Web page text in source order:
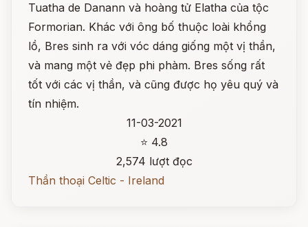
Tuatha de Danann và hoàng tử Elatha của tộc
Formorian. Khác với ông bố thuộc loài khổng
lồ, Bres sinh ra với vóc dáng giống một vị thần,
và mang một vẻ đẹp phi phàm. Bres sống rất
tốt với các vị thần, và cũng được họ yêu quý và
tín nhiệm.
11-03-2021
⭐ 4.8
2,574 lượt đọc
Thần thoại Celtic - Ireland